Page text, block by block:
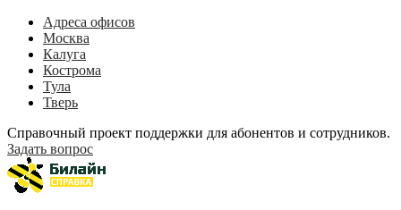
Адреса офисов
Москва
Калуга
Кострома
Тула
Тверь
Справочный проект поддержки для абонентов и сотрудников.
Задать вопрос